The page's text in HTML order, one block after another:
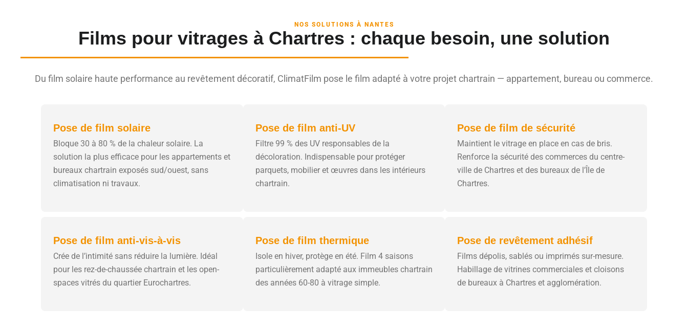
NOS SOLUTIONS À NANTES
Films pour vitrages à Chartres : chaque besoin, une solution
Du film solaire haute performance au revêtement décoratif, ClimatFilm pose le film adapté à votre projet chartrain — appartement, bureau ou commerce.
Pose de film solaire
Bloque 30 à 80 % de la chaleur solaire. La
solution la plus efficace pour les appartements et
bureaux chartrain exposés sud/ouest, sans
climatisation ni travaux.
Pose de film anti-UV
Filtre 99 % des UV responsables de la
décoloration. Indispensable pour protéger
parquets, mobilier et œuvres dans les intérieurs
chartrain.
Pose de film de sécurité
Maintient le vitrage en place en cas de bris.
Renforce la sécurité des commerces du centre-
ville de Chartres et des bureaux de l’Île de
Chartres.
Pose de film anti-vis-à-vis
Crée de l’intimité sans réduire la lumière. Idéal
pour les rez-de-chaussée chartrain et les open-
spaces vitrés du quartier Eurochartres.
Pose de film thermique
Isole en hiver, protège en été. Film 4 saisons
particulièrement adapté aux immeubles chartrain
des années 60-80 à vitrage simple.
Pose de revêtement adhésif
Films dépolis, sablés ou imprimés sur-mesure.
Habillage de vitrines commerciales et cloisons
de bureaux à Chartres et agglomération.